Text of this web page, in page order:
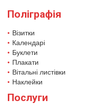
Поліграфія
Візитки
Календарі
Буклети
Плакати
Вітальні листівки
Наклейки
Послуги